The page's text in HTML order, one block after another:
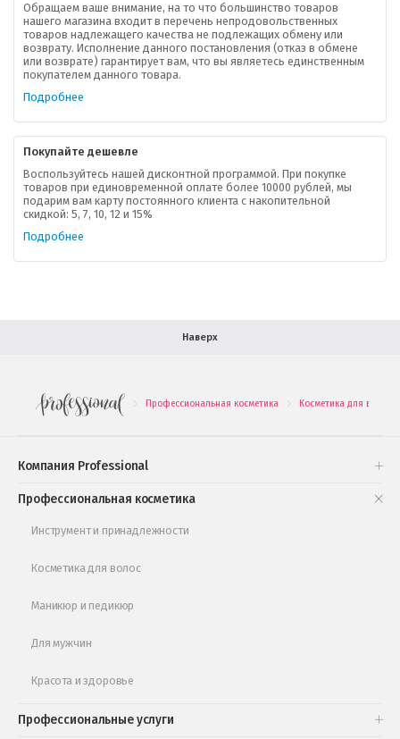
Обращаем ваше внимание, на то что большинство товаров
нашего магазина входит в перечень непродовольственных
товаров надлежащего качества не подлежащих обмену или
возврату. Исполнение данного постановления (отказ в обмене
или возврате) гарантирует вам, что вы являетесь единственным
покупателем данного товара.
Подробнее
Покупайте дешевле
Воспользуйтесь нашей дисконтной программой. При покупке
товаров при единовременной оплате более 10000 рублей, мы
подарим вам карту постоянного клиента с накопительной
скидкой: 5, 7, 10, 12 и 15%
Подробнее
Наверх
. Профессиональная косметика . Косметика для волос
Компания Professional
О компании
Ваша скидка
Контактная информация
В помощь покупателю
Форма обратной связи
Профессиональная косметика
Инструмент и принадлежности
Косметика для волос
Маникюр и педикюр
Для мужчин
Красота и здоровье
Профессиональные услуги
Подарочные наборы
Обучающее видео